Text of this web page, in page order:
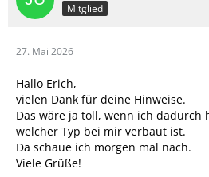
Mitglied
27. Mai 2026
Hallo Erich,
vielen Dank für deine Hinweise.
Das wäre ja toll, wenn ich dadurch
welcher Typ bei mir verbaut ist.
Da schaue ich morgen mal nach.
Viele Grüße!